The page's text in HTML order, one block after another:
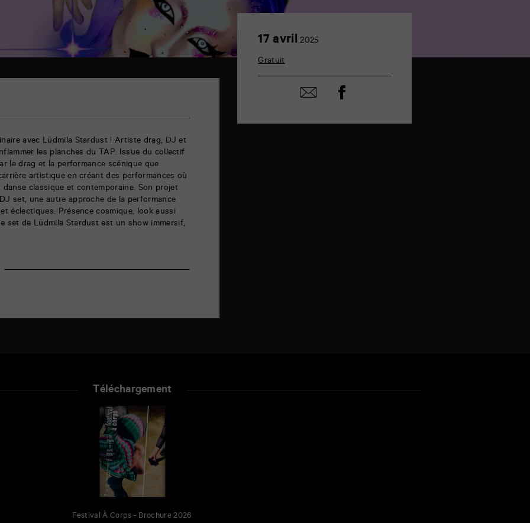
avec Lüdmila Stardust ! Artiste drag, DJ et
les planches du TAP. Issue du collectif
le drag et la performance scénique que
artistique en créant des performances où
danse classique et contemporaine. Son projet
set, une autre approche de la performance
éclectiques. Présence cosmique, look aussi
set de Lüdmila Stardust est un show immersif,
17 avril 2025
Gratuit
Partager
par
Partager
sur
Téléchargement
Festival À Corps - Brochure 2026